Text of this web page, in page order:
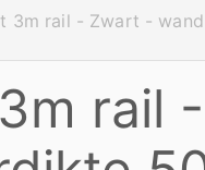
3m rail - Zwart -
rail